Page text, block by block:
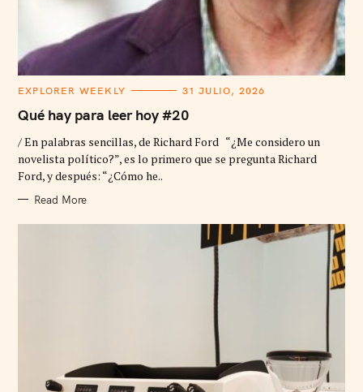
C
T
E
O
I
E
EXPLORER WEEKLY 31 JULIO, 2026
Qué hay para leer hoy #20
/ En palabras sencillas, de Richard Ford “¿Me considero un
novelista político?”, es lo primero que se pregunta Richard
Ford, y después: “¿Cómo he..
Read More